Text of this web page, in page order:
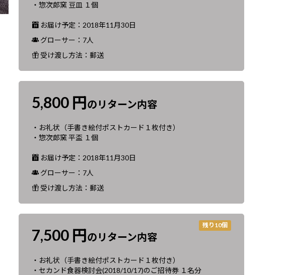
・惣次郎窯 豆皿 １個
お届け予定：2018年11月30日
グローサー：7人
受け渡し方法：郵送
5,800 円のリターン内容
・お礼状（手書き絵付ポストカード１枚付き）
・惣次郎窯 平盃 １個
お届け予定：2018年11月30日
グローサー：7人
受け渡し方法：郵送
残り10個
7,500 円のリターン内容
・お礼状（手書き絵付ポストカード１枚付き）
・セカンド食器検討会(2018/10/17)のご招待券 １名分